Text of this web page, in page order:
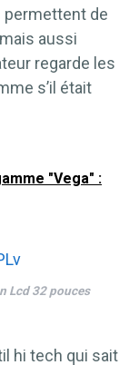
permettent de
aussi
regarde les
s’il était
"Vega" :
Lcd 32 pouces
hi tech qui sait